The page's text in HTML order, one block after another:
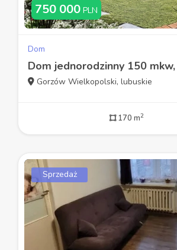
750 000 PLN
Dom
Gorzów Wielkopolski, lubuskie
170 m2
Sprzedaż